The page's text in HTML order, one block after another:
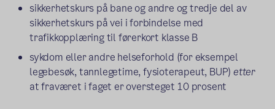
sikkerhetskurs på bane og andre og tredje del av
sikkerhetskurs på vei i forbindelse med
trafikkopplæring til førerkort klasse B
sykdom eller andre helseforhold (for eksempel
legebesøk, tannlegetime, fysioterapeut, BUP) etter
at fraværet i faget er oversteget 10 prosent